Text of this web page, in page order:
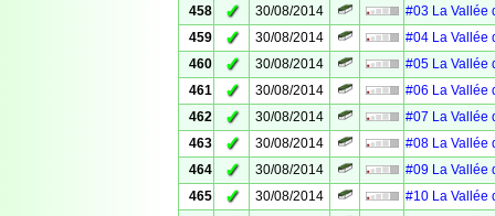
458
✓ 30/08/2014
#03 La Vallée
459
✓ 30/08/2014
#04 La Vallée
460
✓ 30/08/2014
#05 La Vallée
461
✓ 30/08/2014
#06 La Vallée
462
✓ 30/08/2014
#07 La Vallée
463
✓ 30/08/2014
#08 La Vallée
464
✓ 30/08/2014
#09 La Vallée
465
✓ 30/08/2014
#10 La Vallée